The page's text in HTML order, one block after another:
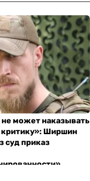
не может наказывать
критику»: Ширшин
суд приказ